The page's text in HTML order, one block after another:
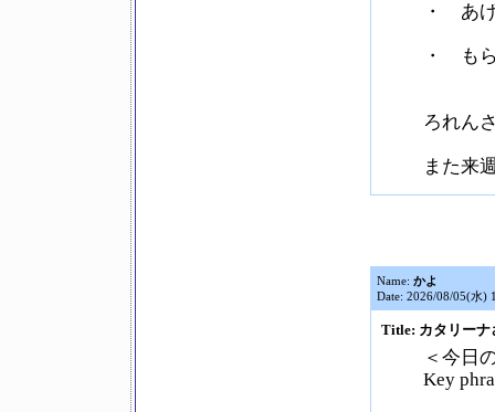
・ あ
・ も
ろれん
また来
Name: かよ
Date: 2026/08/05(水)
Title: カタリーナ
＜今日
Key